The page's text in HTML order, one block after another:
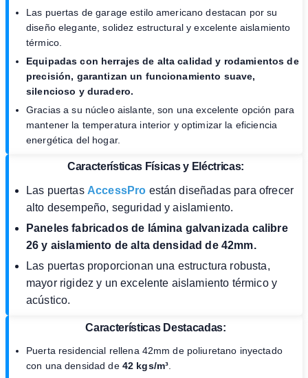
Las puertas de garage estilo americano destacan por su
diseño elegante, solidez estructural y excelente aislamiento
térmico.
Equipadas con herrajes de alta calidad y rodamientos de
precisión, garantizan un funcionamiento suave,
silencioso y duradero.
Gracias a su núcleo aislante, son una excelente opción para
mantener la temperatura interior y optimizar la eficiencia
energética del hogar.
Características Físicas y Eléctricas:
Las puertas AccessPro están diseñadas para ofrecer
alto desempeño, seguridad y aislamiento.
Paneles fabricados de lámina galvanizada calibre
26 y aislamiento de alta densidad de 42mm.
Las puertas proporcionan una estructura robusta,
mayor rigidez y un excelente aislamiento térmico y
acústico.
Características Destacadas:
Puerta residencial rellena 42mm de poliuretano inyectado
con una densidad de 42 kgs/m³.